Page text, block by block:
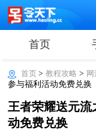
首页
首页>教程攻略 >
参与福利活动免费兑换
王者荣耀送元
动免费兑换